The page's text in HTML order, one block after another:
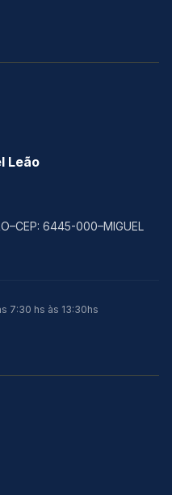
Leão
6445-000–MIGUEL
7:30 hs às 13:30hs